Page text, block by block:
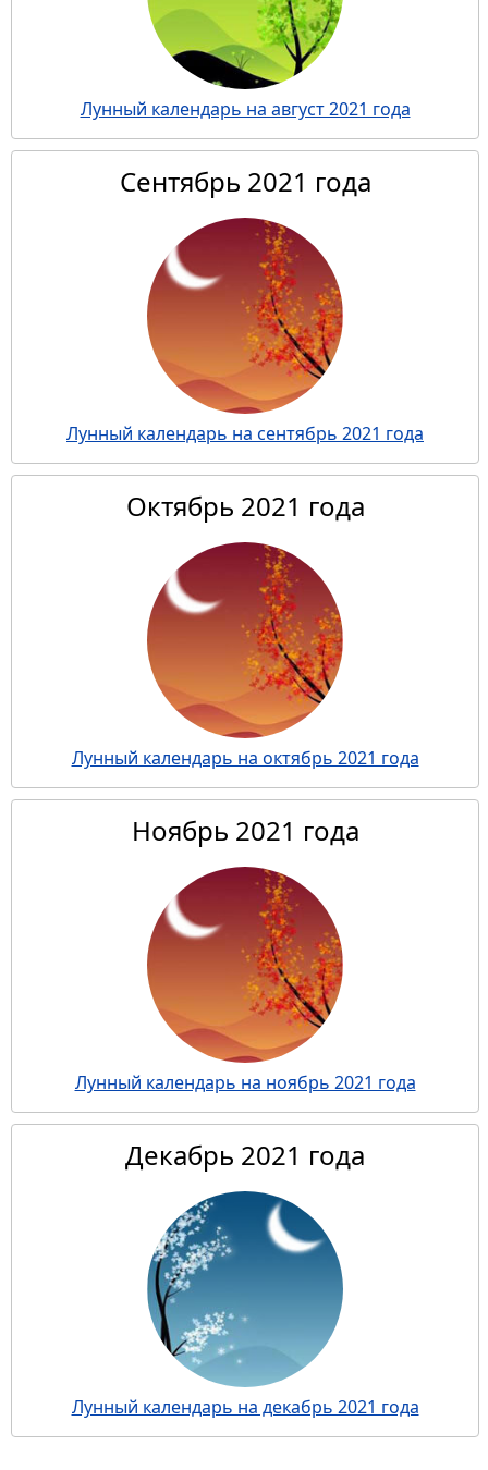
Лунный календарь на август 2021 года
Сентябрь 2021 года
Лунный календарь на сентябрь 2021 года
Октябрь 2021 года
Лунный календарь на октябрь 2021 года
Ноябрь 2021 года
Лунный календарь на ноябрь 2021 года
Декабрь 2021 года
Лунный календарь на декабрь 2021 года